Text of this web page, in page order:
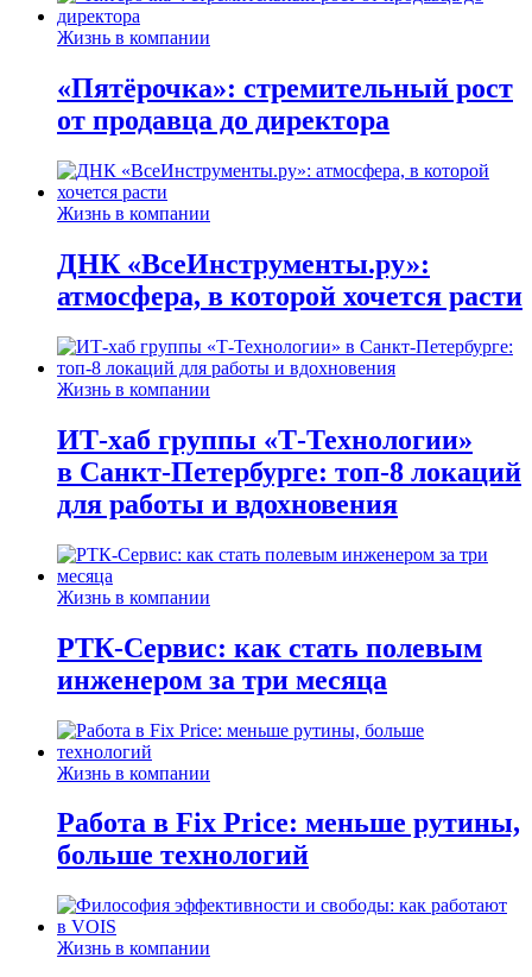
Жизнь в компании
«Пятёрочка»: стремительный рост
от продавца до директора
Жизнь в компании
ДНК «ВсеИнструменты.ру»:
атмосфера, в которой хочется расти
Жизнь в компании
ИТ-хаб группы «Т-Технологии»
в Санкт-Петербурге: топ-8 локаций
для работы и вдохновения
Жизнь в компании
РТК-Сервис: как стать полевым
инженером за три месяца
Жизнь в компании
Работа в Fix Price: меньше рутины,
больше технологий
Жизнь в компании